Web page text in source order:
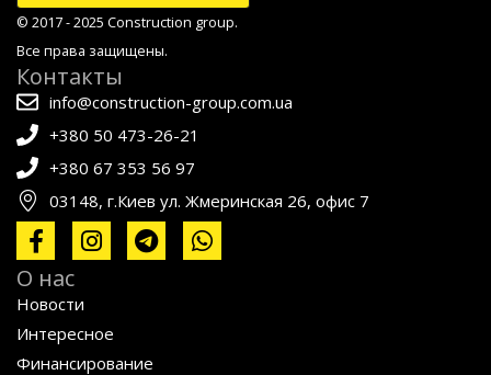
© 2017 - 2025 Construction group.
Все права защищены.
Контакты
info@construction-group.com.ua
+380 50 473-26-21
+380 67 353 56 97
03148, г.Киев ул. Жмеринская 26, офис 7
О нас
Новости
Интересное
Финансирование